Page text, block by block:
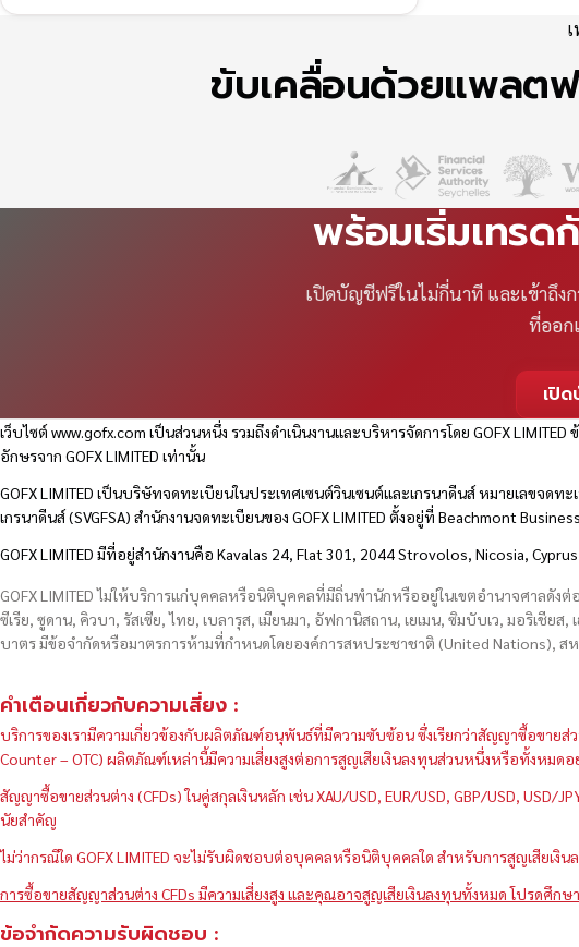
ขับเคลื่อนด้วยแพลตฟ
พร้อมเริ่มเทร
เปิดบัญชีฟรีในไม่กี่นาที และเข้าถึง
ที่ออก
เปิ
เว็บไซต์www.gofx.com เป็นส่วนหนึ่ง รวมถึงดำเนินงานและบริหารจัดการโดย GOFX
อักษรจาก GOFX LIMITED เท่านั้น
GOFX LIMITED เป็นบริษัทจดทะเบียนในประเทศเซนต์วินเซนต์และเกรนาดีนส์ หมายเลขจด
เกรนาดีนส์ (SVGFSA) สำนักงานจดทะเบียนของ GOFX LIMITED ตั้งอยู่ที่ Beachmont
GOFX LIMITED มีที่อยู่สำนักงานคือ Kavalas 24, Flat 301, 2044 Strovolos, Nicosia, Cyprus
GOFX LIMITED ไม่ให้บริการแก่บุคคลหรือนิติบุคคลที่มีถิ่นพำนักหรืออยู่ในเขตอำนาจศาลดั
ซีเรีย, ซูดาน, คิวบา, รัสเซีย, ไทย, เบลารุส, เมียนมา, อัฟกานิสถาน, เยเมน, ซิมบับเว, มอริเชีย
บาตร มีข้อจำกัดหรือมาตรการห้ามที่กำหนดโดยองค์การสหประชาชาติ (United Nations),
คำเตือนเกี่ยวกับความเสี่ยง :
บริการของเรามีความเกี่ยวข้องกับผลิตภัณฑ์อนุพันธ์ที่มีความซับซ้อน ซึ่งเรียกว่าสัญญาซื้อขาย
Counter – OTC) ผลิตภัณฑ์เหล่านี้มีความเสี่ยงสูงต่อการสูญเสียเงินลงทุนส่วนหนึ่งหรือทั้งหมด
สัญญาซื้อขายส่วนต่าง (CFDs) ในคู่สกุลเงินหลัก เช่น XAU/USD, EUR/USD, GBP/USD, USD/
นัยสำคัญ
ไม่ว่ากรณีใด GOFX LIMITED จะไม่รับผิดชอบต่อบุคคลหรือนิติบุคคลใด สำหรับการสูญเสียเงิ
การซื้อขายสัญญาส่วนต่าง CFDs มีความเสี่ยงสูง และคุณอาจสูญเสียเงินลงทุนทั้งหมด โปรดศึกษ
ข้อจำกัดความรับผิดชอบ :